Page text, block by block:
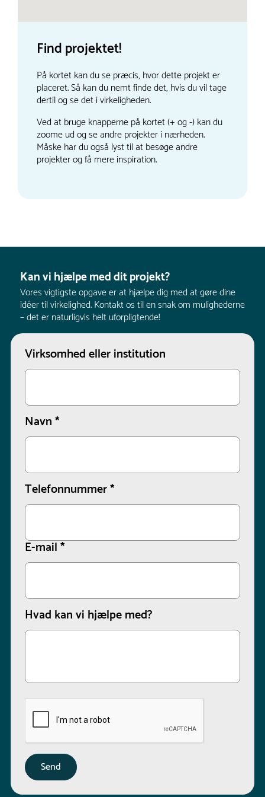
Find projektet!
På kortet kan du se præcis, hvor dette projekt er
placeret. Så kan du nemt finde det, hvis du vil tage
dertil og se det i virkeligheden.
Ved at bruge knapperne på kortet (+ og -) kan du
zoome ud og se andre projekter i nærheden.
Måske har du også lyst til at besøge andre
projekter og få mere inspiration.
Kan vi hjælpe med dit projekt?
Vores vigtigste opgave er at hjælpe dig med at gøre dine
idéer til virkelighed. Kontakt os til en snak om mulighederne
– det er naturligvis helt uforpligtende!
Virksomhed eller institution
Navn*
Telefonnummer*
E-mail*
Hvad kan vi hjælpe med?